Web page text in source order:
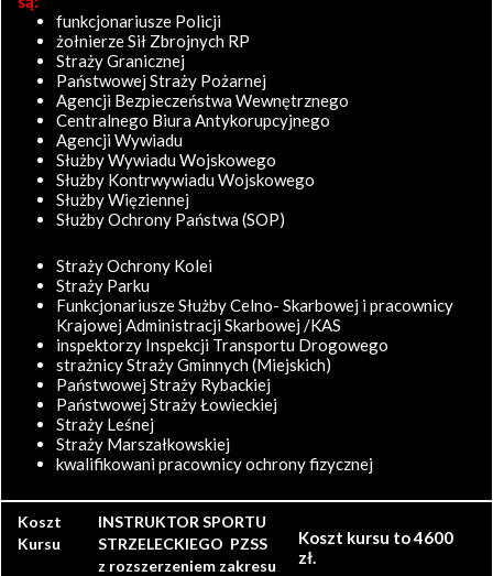
funkcjonariusze Policji
żołnierze Sił Zbrojnych RP
Straży Granicznej
Państwowej Straży Pożarnej
Agencji Bezpieczeństwa Wewnętrznego
Centralnego Biura Antykorupcyjnego
Agencji Wywiadu
Służby Wywiadu Wojskowego
Służby Kontrwywiadu Wojskowego
Służby Więziennej
Służby Ochrony Państwa (SOP)
Straży Ochrony Kolei
Straży Parku
Funkcjonariusze Służby Celno- Skarbowej i pracownicy
Krajowej Administracji Skarbowej /KAS
inspektorzy Inspekcji Transportu Drogowego
strażnicy Straży Gminnych (Miejskich)
Państwowej Straży Rybackiej
Państwowej Straży Łowieckiej
Straży Leśnej
Straży Marszałkowskiej
kwalifikowani pracownicy ochrony fizycznej
Koszt
Kursu
INSTRUKTOR SPORTU
STRZELECKIEGO PZSS
z rozszerzeniem zakresu
Koszt kursu to 4600
zł.